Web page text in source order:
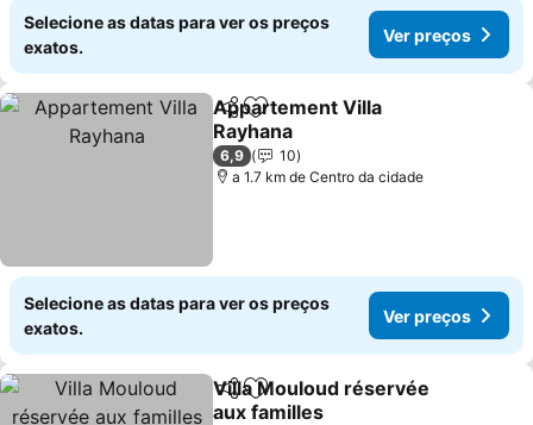
Selecione as datas para ver os preços
exatos.
Ver preços
PartilharAdicionar aos favoritos
Appartement Villa
Rayhana
6,9
10
a 1.7 km de Centro da cidade
Selecione as datas para ver os preços
exatos.
Ver preços
PartilharAdicionar aos favoritos
Villa Mouloud réservée
aux familles